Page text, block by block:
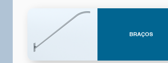
BRAÇOS